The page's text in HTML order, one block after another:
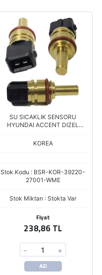
SU SICAKLIK SENSORU
HYUNDAI ACCENT DIZEL
KOREA
Stok Kodu : BSR-KOR-39220-
27001-WME
Stok Miktarı : Stokta Var
Fiyat
238,86 TL
- +
AD